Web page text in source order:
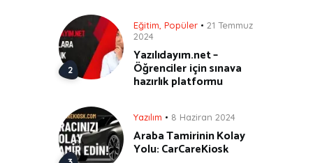
Eğitim Popüler
21 Temmuz
2024
Yazılıdayım.net –
Öğrenciler için sınava
hazırlık platformu
Yazılım 8 Haziran 2024
Araba Tamirinin Kolay
Yolu: CarCareKiosk